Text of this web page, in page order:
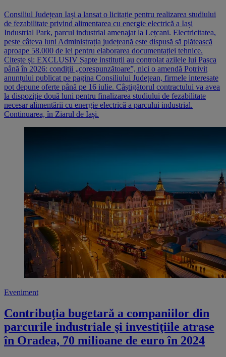
Consiliul Județean Iași a lansat o licitație pentru realizarea studiului
de fezabilitate privind alimentarea cu energie electrică a Iași
Industrial Park, parcul industrial amenajat la Lețcani. Electricitatea,
peste câteva luni Administrația județeană este dispusă să plătească
aproape 58.000 de lei pentru elaborarea documentației tehnice.
Citește și: EXCLUSIV Șapte instituții au controlat azilele lui Pașca
până în 2026: condiții „corespunzătoare”, nici o amendă Potrivit
anunțului publicat pe pagina Consiliului Județean, firmele interesate
pot depune oferte până pe 16 iulie. Câștigătorul contractului va avea
la dispoziție două luni pentru finalizarea studiului de fezabilitate
necesar alimentării cu energie electrică a parcului industrial.
Continuarea, în Ziarul de Iași.
Eveniment
Contribuţia bugetară a companiilor din
parcurile industriale şi investiţiile atrase
în Oradea, 70 milioane de euro în 2024